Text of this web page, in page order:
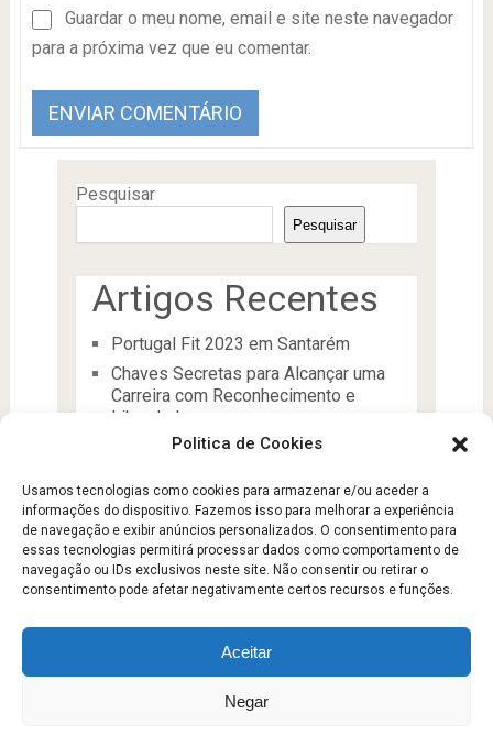
Politica de Cookies
Usamos tecnologias como cookies para armazenar e/ou aceder a
informações do dispositivo. Fazemos isso para melhorar a experiência
de navegação e exibir anúncios personalizados. O consentimento para
essas tecnologias permitirá processar dados como comportamento de
navegação ou IDs exclusivos neste site. Não consentir ou retirar o
consentimento pode afetar negativamente certos recursos e funções.
Aceitar
Negar
Guardar o meu nome, email e site neste navegador
para a próxima vez que eu comentar.
Pesquisar
Pesquisar
Artigos Recentes
Portugal Fit 2023 em Santarém
Chaves Secretas para Alcançar uma
Carreira com Reconhecimento e
Liberdade
manutenção da condição física
Aptidão Física e Saúde
Escola FitnessCopyright © 2026.